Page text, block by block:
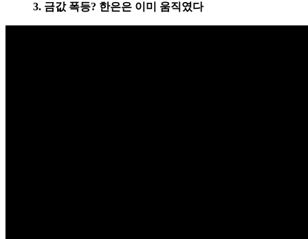
3. 금값 폭등? 한은은 이미 움직였다